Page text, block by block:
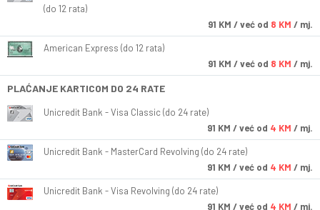
(do 12 rata)
91 KM / već od 8 KM / mj.
American Express (do 12 rata)
91 KM / već od 8 KM / mj.
PLAĆANJE KARTICOM DO 24 RATE
Unicredit Bank - Visa Classic (do 24 rate)
91 KM / već od 4 KM / mj.
Unicredit Bank - MasterCard Revolving (do 24 rate)
91 KM / već od 4 KM / mj.
Unicredit Bank - Visa Revolving (do 24 rate)
91 KM / već od 4 KM / mj.